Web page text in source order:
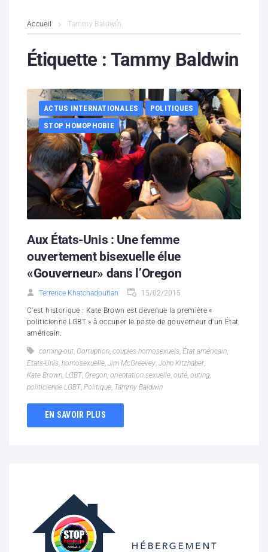
Contenus litigieux
Boutique
Partenaires
Contacts
Hébergement solidaire
Accueil Tammy Baldwin
Étiquette : Tammy Baldwin
ACTUS INTERNATIONALES
POLITIQUES
STOP HOMOPHOBIE
Aux États-Unis : Une femme
ouvertement bisexuelle élue
«Gouverneur» dans l’Oregon
Terrence Khatchadourian 15/02/2015
C'est historique : Kate Brown est devenue la première «
politicienne LGBT » à occuper le poste de gouverneur d'un État
américain.
coming-out Corruption couples homosexuels État américain
Etats-Unis homosexuelle Jim McGreevey John Kitzhaber
Kate Brown LGBT, Oregon orientation sexuelle outé outing
politicienne LGBT, Politique Tammy Baldwin
EN SAVOIR PLUS